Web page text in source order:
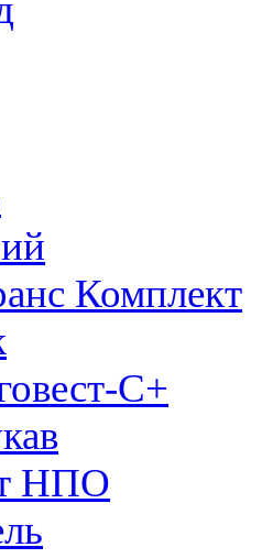
Комплект
С+
НПО